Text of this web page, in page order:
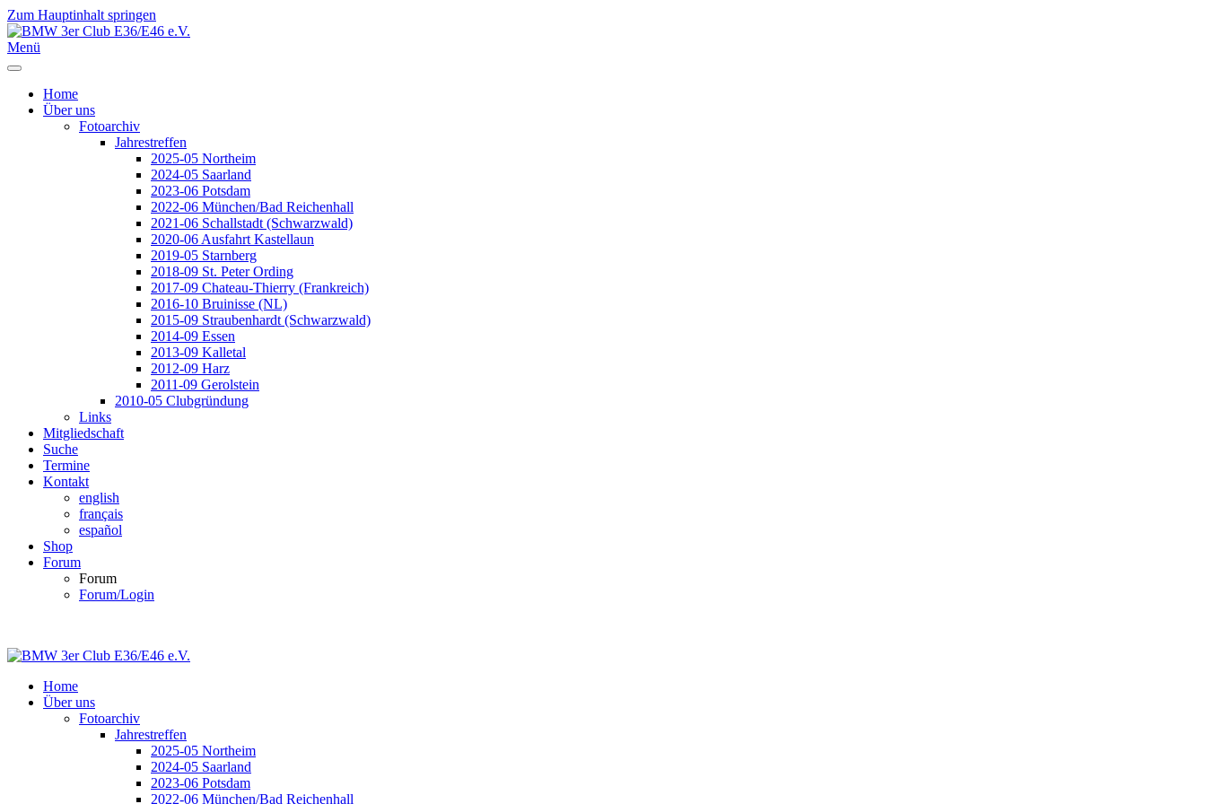
Zum Hauptinhalt springen
Menü
Home
Über uns
Fotoarchiv
Jahrestreffen
2025-05 Northeim
2024-05 Saarland
2023-06 Potsdam
2022-06 München/Bad Reichenhall
2021-06 Schallstadt (Schwarzwald)
2020-06 Ausfahrt Kastellaun
2019-05 Starnberg
2018-09 St. Peter Ording
2017-09 Chateau-Thierry (Frankreich)
2016-10 Bruinisse (NL)
2015-09 Straubenhardt (Schwarzwald)
2014-09 Essen
2013-09 Kalletal
2012-09 Harz
2011-09 Gerolstein
2010-05 Clubgründung
Links
Mitgliedschaft
Suche
Termine
Kontakt
english
français
español
Shop
Forum
Forum
Forum/Login
Home
Über uns
Fotoarchiv
Jahrestreffen
2025-05 Northeim
2024-05 Saarland
2023-06 Potsdam
2022-06 München/Bad Reichenhall
Jahr
Monat
Jahr
Monat